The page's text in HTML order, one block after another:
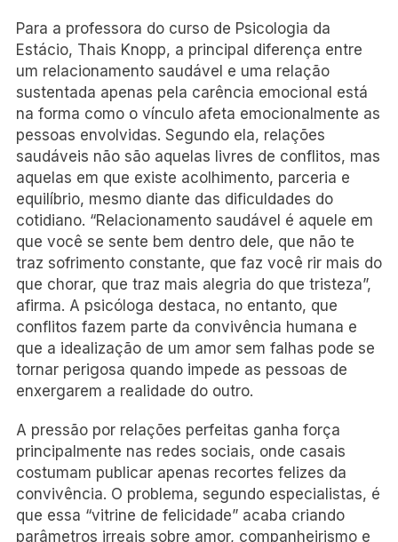
Para a professora do curso de Psicologia da
Estácio, Thais Knopp, a principal diferença entre
um relacionamento saudável e uma relação
sustentada apenas pela carência emocional está
na forma como o vínculo afeta emocionalmente as
pessoas envolvidas. Segundo ela, relações
saudáveis não são aquelas livres de conflitos, mas
aquelas em que existe acolhimento, parceria e
equilíbrio, mesmo diante das dificuldades do
cotidiano. “Relacionamento saudável é aquele em
que você se sente bem dentro dele, que não te
traz sofrimento constante, que faz você rir mais do
que chorar, que traz mais alegria do que tristeza”,
afirma. A psicóloga destaca, no entanto, que
conflitos fazem parte da convivência humana e
que a idealização de um amor sem falhas pode se
tornar perigosa quando impede as pessoas de
enxergarem a realidade do outro.
A pressão por relações perfeitas ganha força
principalmente nas redes sociais, onde casais
costumam publicar apenas recortes felizes da
convivência. O problema, segundo especialistas, é
que essa “vitrine de felicidade” acaba criando
parâmetros irreais sobre amor, companheirismo e